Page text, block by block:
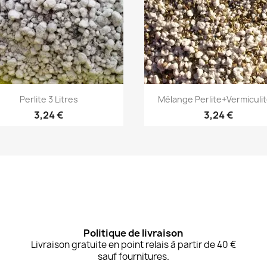
Aperçu rapide
Perlite 3 Litres
3,24 €
Aperçu rapide
Mélange
3,24 €
Politique de livraison
Livraison gratuite en point relais à partir de 40 €
sauf fournitures.